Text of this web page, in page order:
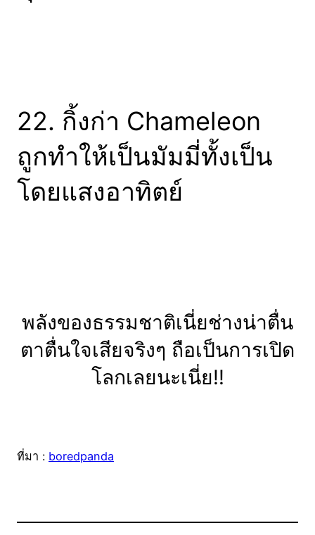
22. กิ้งก่า Chameleon
ถูกทำให้เป็นมัมมี่ทั้งเป็น
โดยแสงอาทิตย์
พลังของธรรมชาติเนี่ยช่างน่าตื่น
ตาตื่นใจเสียจริงๆ ถือเป็นการเปิด
โลกเลยนะเนี่ย!!
ที่มา : boredpanda